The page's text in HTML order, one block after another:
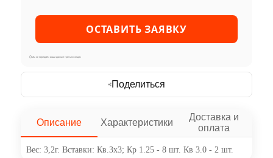
Мы не передаём ваши данные третьим лицам
Поделиться
Описание Характеристики
Доставка и
оплата
Вес: 3,2г. Вставки: Кв.3х3; Кр 1.25 - 8 шт. Кв 3.0 - 2 шт.